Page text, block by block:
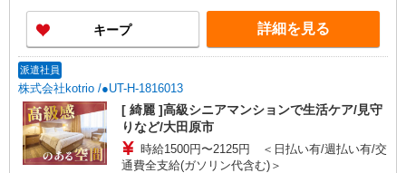
キープ 詳細を見る
派遣社員
株式会社kotrio /●UT-H-1816013
[ 綺麗 ]高級シニアマンションで生活ケア/見守
りなど/大田原市
時給1500円〜2125円 ＜日払い有/週払い有/交
通費全支給(ガソリン代含む)＞